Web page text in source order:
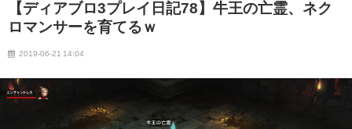
【ディアブロ3プレイ日記78】牛王の亡霊、ネク
ロマンサーを育てるｗ
2019-06-21 14:04